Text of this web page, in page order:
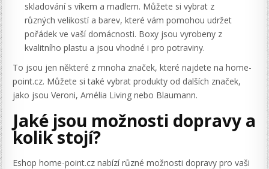
skladování s víkem a madlem. Můžete si vybrat z
různých velikostí a barev, které vám pomohou udržet
pořádek ve vaší domácnosti. Boxy jsou vyrobeny z
kvalitního plastu a jsou vhodné i pro potraviny.
To jsou jen některé z mnoha značek, které najdete na home-
point.cz. Můžete si také vybrat produkty od dalších značek,
jako jsou Veroni, Amélia Living nebo Blaumann.
Jaké jsou možnosti dopravy a
kolik stojí?
Eshop home-point.cz nabízí různé možnosti dopravy pro vaši